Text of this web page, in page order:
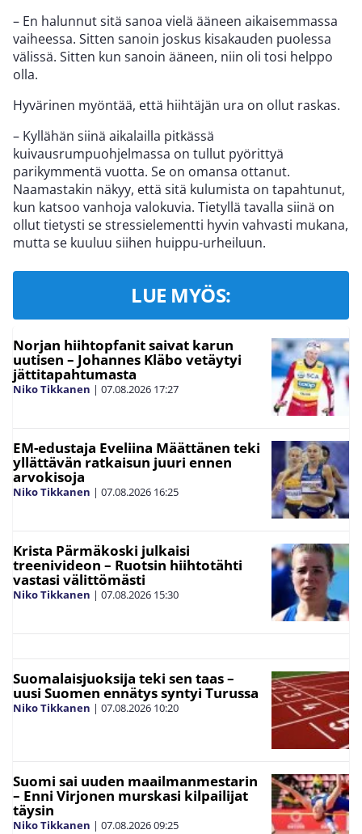
– En halunnut sitä sanoa vielä ääneen aikaisemmassa
vaiheessa. Sitten sanoin joskus kisakauden puolessa
välissä. Sitten kun sanoin ääneen, niin oli tosi helppo
olla.
Hyvärinen myöntää, että hiihtäjän ura on ollut raskas.
– Kyllähän siinä aikalailla pitkässä
kuivausrumpuohjelmassa on tullut pyörittyä
parikymmentä vuotta. Se on omansa ottanut.
Naamastakin näkyy, että sitä kulumista on tapahtunut,
kun katsoo vanhoja valokuvia. Tietyllä tavalla siinä on
ollut tietysti se stressielementti hyvin vahvasti mukana,
mutta se kuuluu siihen huippu-urheiluun.
LUE MYÖS:
Norjan hiihtopfanit saivat karun
uutisen – Johannes Kläbo vetäytyi
jättitapahtumasta
Niko Tikkanen | 07.08.2026 17:27
EM-edustaja Eveliina Määttänen teki
yllättävän ratkaisun juuri ennen
arvokisoja
Niko Tikkanen | 07.08.2026 16:25
Krista Pärmäkoski julkaisi
treenivideon – Ruotsin hiihtotähti
vastasi välittömästi
Niko Tikkanen | 07.08.2026 15:30
Suomalaisjuoksija teki sen taas –
uusi Suomen ennätys syntyi Turussa
Niko Tikkanen | 07.08.2026 10:20
Suomi sai uuden maailmanmestarin
– Enni Virjonen murskasi kilpailijat
täysin
Niko Tikkanen | 07.08.202609:25